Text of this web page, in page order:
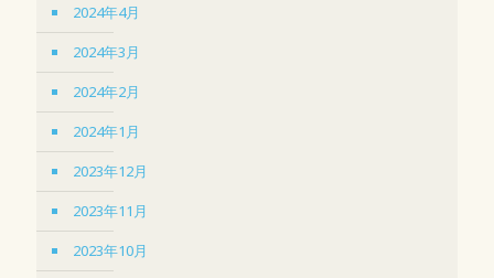
2024年4月
2024年3月
2024年2月
2024年1月
2023年12月
2023年11月
2023年10月